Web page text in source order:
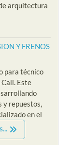
arquitectura
Y FRENOS
para técnico
Este
y repuestos,
en el